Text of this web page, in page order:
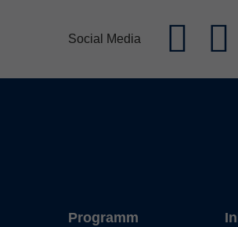
Social Media
Programm